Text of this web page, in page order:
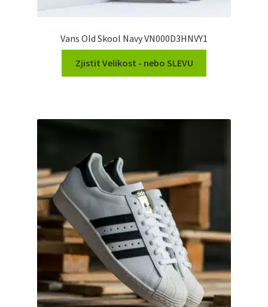
Vans Old Skool Navy VN000D3HNVY1
Zjistit Velikost - nebo SLEVU